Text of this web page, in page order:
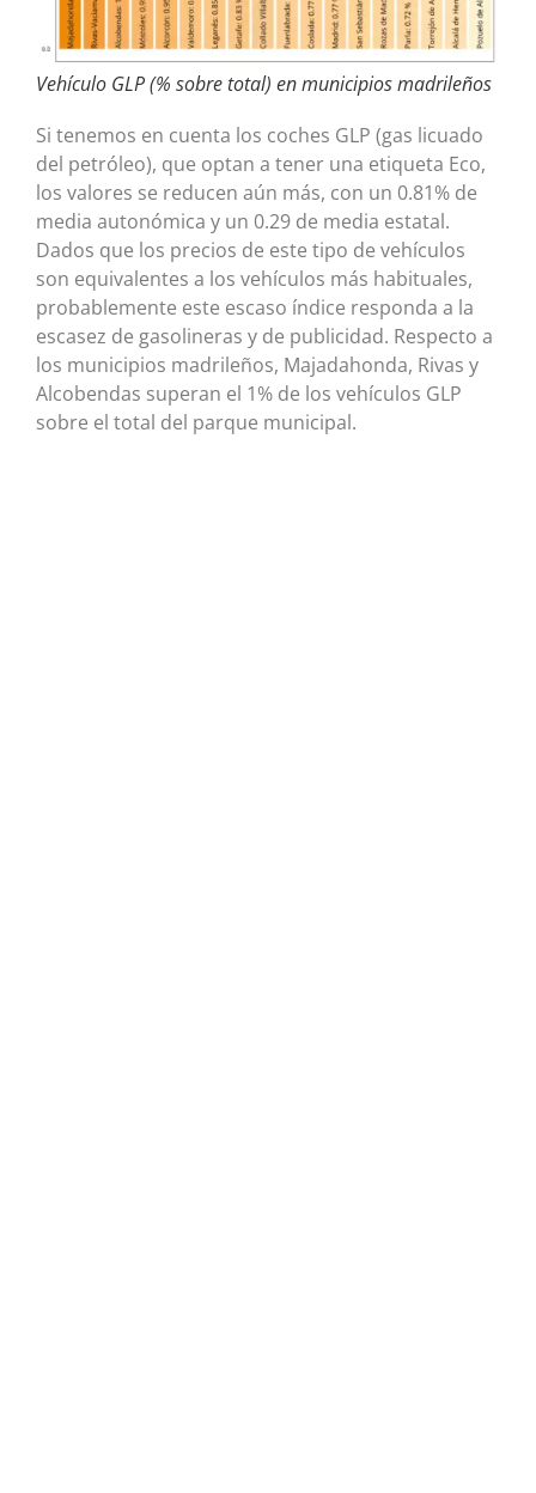
Vehículo GLP (% sobre total) en municipios madrileños
Si tenemos en cuenta los coches GLP (gas licuado
del petróleo), que optan a tener una etiqueta Eco,
los valores se reducen aún más, con un 0.81% de
media autonómica y un 0.29 de media estatal.
Dados que los precios de este tipo de vehículos
son equivalentes a los vehículos más habituales,
probablemente este escaso índice responda a la
escasez de gasolineras y de publicidad. Respecto a
los municipios madrileños, Majadahonda, Rivas y
Alcobendas superan el 1% de los vehículos GLP
sobre el total del parque municipal.